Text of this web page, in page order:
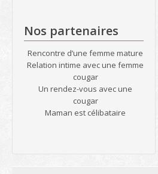
Nos partenaires
Rencontre d’une femme mature
Relation intime avec une femme
cougar
Un rendez-vous avec une
cougar
Maman est célibataire